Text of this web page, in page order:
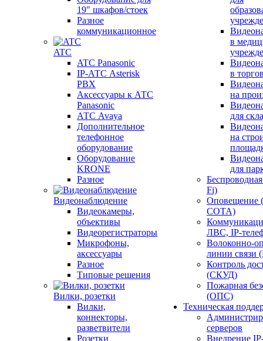
19" шкафов/стоек
Разное
коммуникационное
ATC
ATC Panasonic
IP-АТС Asterisk
PBX
Аксессуары к АТС
Panasonic
АТС Avaya
Дополнительное
телефонное
оборудование
Оборудование
KRONE
Разное
Видеонаблюдение
Видеокамеры,
объективы
Видеорегистраторы
Микрофоны,
аксессуары
Разное
Типовые решения
Вилки, розетки
Вилки,
коннекторы,
разветвители
Розетки
в
в
на
для
на
для
Fi)
СОТА)
ЛВС, IP-
Волоконно-
линии
Контроль
(СКУД)
Пожарная
(ОПС)
Техническая
серверов
Внедрение